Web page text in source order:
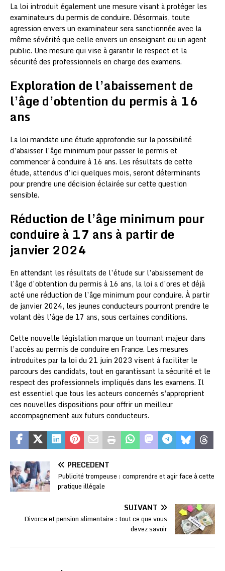
La loi introduit également une mesure visant à protéger les
examinateurs du permis de conduire. Désormais, toute
agression envers un examinateur sera sanctionnée avec la
même sévérité que celle envers un enseignant ou un agent
public. Une mesure qui vise à garantir le respect et la
sécurité des professionnels en charge des examens.
Exploration de l’abaissement de
l’âge d’obtention du permis à 16
ans
La loi mandate une étude approfondie sur la possibilité
d’abaisser l’âge minimum pour passer le permis et
commencer à conduire à 16 ans. Les résultats de cette
étude, attendus d’ici quelques mois, seront déterminants
pour prendre une décision éclairée sur cette question
sensible.
Réduction de l’âge minimum pour
conduire à 17 ans à partir de
janvier 2024
En attendant les résultats de l’étude sur l’abaissement de
l’âge d’obtention du permis à 16 ans, la loi a d’ores et déjà
acté une réduction de l’âge minimum pour conduire. À partir
de janvier 2024, les jeunes conducteurs pourront prendre le
volant dès l’âge de 17 ans, sous certaines conditions.
Cette nouvelle législation marque un tournant majeur dans
l’accès au permis de conduire en France. Les mesures
introduites par la loi du 21 juin 2023 visent à faciliter le
parcours des candidats, tout en garantissant la sécurité et le
respect des professionnels impliqués dans les examens. Il
est essentiel que tous les acteurs concernés s’approprient
ces nouvelles dispositions pour offrir un meilleur
accompagnement aux futurs conducteurs.
PRÉCÉDENT
Publicité trompeuse : comprendre et agir face à cette
pratique illégale
SUIVANT
Divorce et pension alimentaire : tout ce que vous
devez savoir